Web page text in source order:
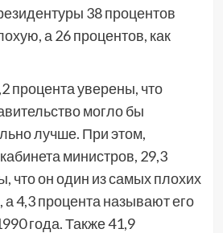
38 процентов
а 26 процентов, как
процента уверены, что
могло бы
лучше. При этом,
министров, 29,3
что он один из самых плохих
а 4,3 процента называют его
года. Также 41,9